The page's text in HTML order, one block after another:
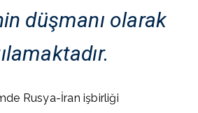
düşmanı olarak
Rusya-İran işbirliği